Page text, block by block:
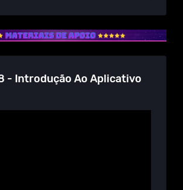
- Introdução Ao Aplicativo